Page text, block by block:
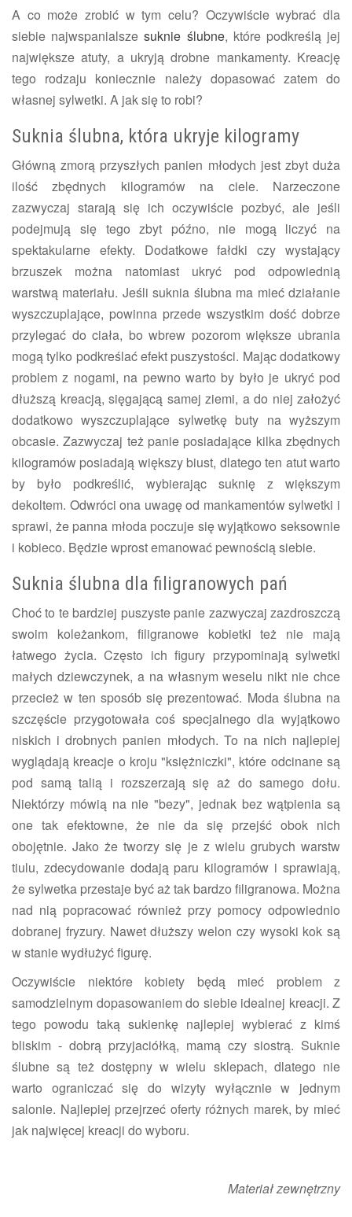
A co może zrobić w tym celu? Oczywiście wybrać dla
siebie najwspanialszesuknie ślubne, które podkreślą jej
największe atuty, a ukryją drobne mankamenty. Kreację
tego rodzaju koniecznie należy dopasować zatem do
własnej sylwetki. A jak się to robi?
Suknia ślubna, która ukryje kilogramy
Główną zmorą przyszłych panien młodych jest zbyt duża
ilość zbędnych kilogramów na ciele. Narzeczone
zazwyczaj starają się ich oczywiście pozbyć, ale jeśli
podejmują się tego zbyt późno, nie mogą liczyć na
spektakularne efekty. Dodatkowe fałdki czy wystający
brzuszek można natomiast ukryć pod odpowiednią
warstwą materiału. Jeśli suknia ślubna ma mieć działanie
wyszczuplające, powinna przede wszystkim dość dobrze
przylegać do ciała, bo wbrew pozorom większe ubrania
mogą tylko podkreślać efekt puszystości. Mając dodatkowy
problem z nogami, na pewno warto by było je ukryć pod
dłuższą kreacją, sięgającą samej ziemi, a do niej założyć
dodatkowo wyszczuplające sylwetkę buty na wyższym
obcasie. Zazwyczaj też panie posiadające kilka zbędnych
kilogramów posiadają większy biust, dlatego ten atut warto
by było podkreślić, wybierając suknię z większym
dekoltem. Odwróci ona uwagę od mankamentów sylwetki i
sprawi, że panna młoda poczuje się wyjątkowo seksownie
i kobieco. Będzie wprost emanować pewnością siebie.
Suknia ślubna dla filigranowych pań
Choć to te bardziej puszyste panie zazwyczaj zazdroszczą
swoim koleżankom, filigranowe kobietki też nie mają
łatwego życia. Często ich figury przypominają sylwetki
małych dziewczynek, a na własnym weselu nikt nie chce
przecież w ten sposób się prezentować. Moda ślubna na
szczęście przygotowała coś specjalnego dla wyjątkowo
niskich i drobnych panien młodych. To na nich najlepiej
wyglądają kreacje o kroju "księżniczki", które odcinane są
pod samą talią i rozszerzają się aż do samego dołu.
Niektórzy mówią na nie "bezy", jednak bez wątpienia są
one tak efektowne, że nie da się przejść obok nich
obojętnie. Jako że tworzy się je z wielu grubych warstw
tiulu, zdecydowanie dodają paru kilogramów i sprawiają,
że sylwetka przestaje być aż tak bardzo filigranowa. Można
nad nią popracować również przy pomocy odpowiednio
dobranej fryzury. Nawet dłuższy welon czy wysoki kok są
w stanie wydłużyć figurę.
Oczywiście niektóre kobiety będą mieć problem z
samodzielnym dopasowaniem do siebie idealnej kreacji. Z
tego powodu taką sukienkę najlepiej wybierać z kimś
bliskim - dobrą przyjaciółką, mamą czy siostrą. Suknie
ślubne są też dostępny w wielu sklepach, dlatego nie
warto ograniczać się do wizyty wyłącznie w jednym
salonie. Najlepiej przejrzeć oferty różnych marek, by mieć
jak najwięcej kreacji do wyboru.
Materiał zewnętrzny